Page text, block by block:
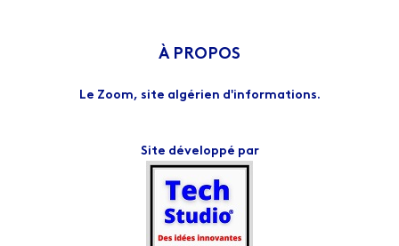
À PROPOS
Le Zoom, site algérien d'informations.
Site développé par